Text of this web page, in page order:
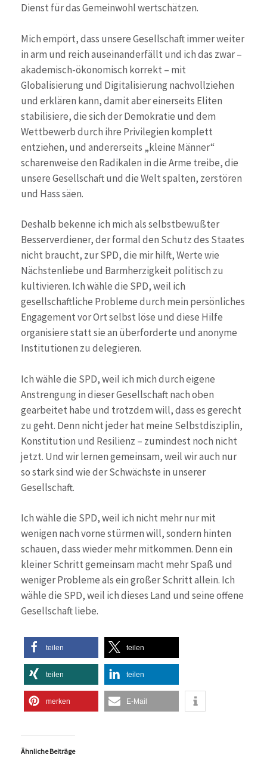
Dienst für das Gemeinwohl wertschätzen.
Mich empört, dass unsere Gesellschaft immer weiter
in arm und reich auseinanderfällt und ich das zwar –
akademisch-ökonomisch korrekt – mit
Globalisierung und Digitalisierung nachvollziehen
und erklären kann, damit aber einerseits Eliten
stabilisiere, die sich der Demokratie und dem
Wettbewerb durch ihre Privilegien komplett
entziehen, und andererseits „kleine Männer“
scharenweise den Radikalen in die Arme treibe, die
unsere Gesellschaft und die Welt spalten, zerstören
und Hass säen.
Deshalb bekenne ich mich als selbstbewußter
Besserverdiener, der formal den Schutz des Staates
nicht braucht, zur SPD, die mir hilft, Werte wie
Nächstenliebe und Barmherzigkeit politisch zu
kultivieren. Ich wähle die SPD, weil ich
gesellschaftliche Probleme durch mein persönliches
Engagement vor Ort selbst löse und diese Hilfe
organisiere statt sie an überforderte und anonyme
Institutionen zu delegieren.
Ich wähle die SPD, weil ich mich durch eigene
Anstrengung in dieser Gesellschaft nach oben
gearbeitet habe und trotzdem will, dass es gerecht
zu geht. Denn nicht jeder hat meine Selbstdisziplin,
Konstitution und Resilienz – zumindest noch nicht
jetzt. Und wir lernen gemeinsam, weil wir auch nur
so stark sind wie der Schwächste in unserer
Gesellschaft.
Ich wähle die SPD, weil ich nicht mehr nur mit
wenigen nach vorne stürmen will, sondern hinten
schauen, dass wieder mehr mitkommen. Denn ein
kleiner Schritt gemeinsam macht mehr Spaß und
weniger Probleme als ein großer Schritt allein. Ich
wähle die SPD, weil ich dieses Land und seine offene
Gesellschaft liebe.
teilen teilen
teilen teilen
merken E-Mail
Ähnliche Beiträge